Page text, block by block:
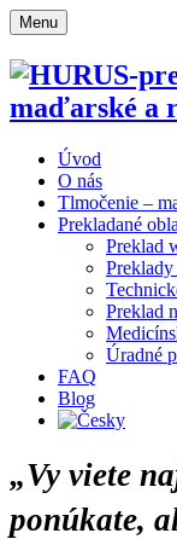
Menu
Úvod
O nás
Tlmočenie –
Prekladané
Preklad
Preklad
Úradné
FAQ
Blog
„Vy viete
ponúkate,